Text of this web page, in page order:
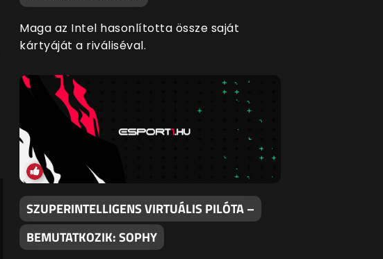
Maga az Intel hasonlította össze saját
kártyáját a riváliséval.
SZUPERINTELLIGENS VIRTUÁLIS PILÓTA –
BEMUTATKOZIK: SOPHY